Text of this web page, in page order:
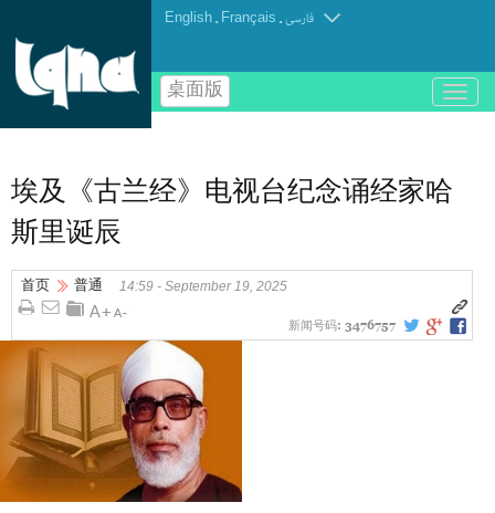
English . Français .فارسی
桌面版
باز
و
埃及《古兰经》电视台纪念诵经家哈
斯里诞辰
首页 普通 14:59 - September 19, 2025
新闻号码: 3476757